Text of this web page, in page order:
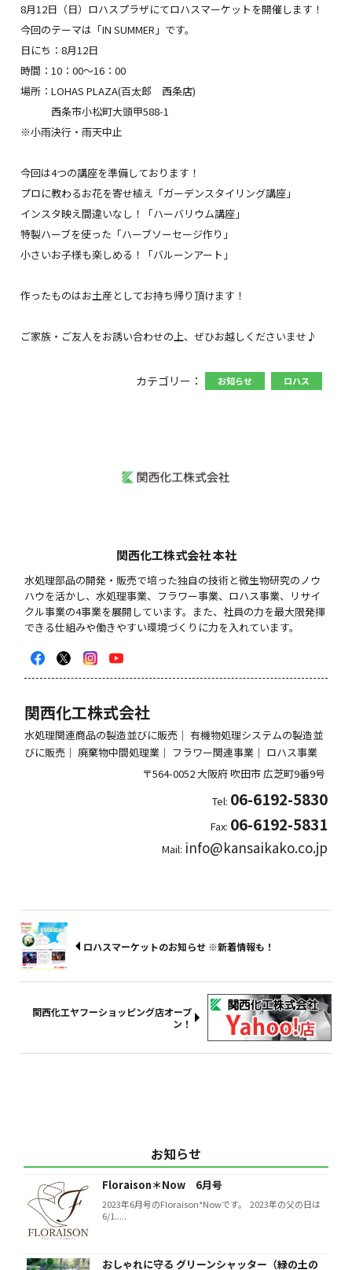
8月12日（日）ロハスプラザにてロハスマーケットを開催します！
今回のテーマは「IN SUMMER 」です。
日にち：8月12日
時間： 10 ：00～16 ：00
場所：LOHAS PLAZA(百太郎 西条店)
西条市小松町大頭甲588-1
※小雨決行・雨天中止
今回は4つの講座を準備しております！
プロに教わるお花を寄せ植え「ガーデンスタイリング講座」
インスタ映え間違いなし！「ハーバリウム講座」
特製ハーブを使った「ハーブソーセージ作り」
小さいお子様も楽しめる！「バルーンアート」
作ったものはお土産としてお持ち帰り頂けます！
ご家族・ご友人をお誘い合わせの上、ぜひお越しくださいませ♪
カテゴリー： お知らせ ロハス
関西化工株式会社 本社
水処理部品の開発・販売で培った独自の技術と微生物研究のノウ
ハウを活かし、⽔処理事業、フラワー事業、ロハス事業、リサイ
クル事業の4事業を展開しています。また、社員の力を最大限発揮
できる仕組みや働きやすい環境づくりに力を入れています。
関西化工株式会社
水処理関連商品の製造並びに販売｜ 有機物処理システムの製造並
びに販売｜ 廃棄物中間処理業｜ フラワー関連事業｜ ロハス事業
〒564-0052大阪府吹田市広芝町9番9号
Tel: 06-6192-5830
Fax: 06-6192-5831
Mail: info@kansaikako.co.jp
ロハスマーケットのお知らせ ※新着情報も！
関西化工ヤフーショッピング店オープ
ン！
お知らせ
Floraison＊Now 6月号
2023年6月号のFloraison*Nowです。 2023年の父の日は
6/1.....
おしゃれに守る グリーンシャッター（緑の土の